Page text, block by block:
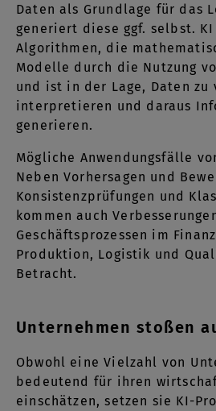
Daten als Grundlage für das
generiert diese ggf. selbst.
Algorithmen, die
Modelle durch die Nutzung
und ist in der Lage, Daten zu
interpretieren und daraus
generieren.
Mögliche Anwendungsfälle
Neben Vorhersagen und
Konsistenzprüfungen und
kommen auch
Geschäftsprozessen im
Produktion, Logistik und
Betracht.
Unternehmen stoßen
Obwohl eine Vielzahl von
bedeutend für ihren
einschätzen, setzen sie KI-